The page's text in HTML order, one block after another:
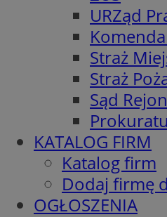
URZąd
Straż
Straż
Sąd
KATALOG FIRM
Katalog firm
Dodaj firmę
OGŁOSZENIA